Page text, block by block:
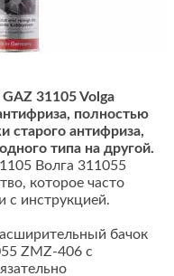
31105 Volga
полностью
старого антифриза,
типа на другой.
Волга 311055
которое часто
с инструкцией.
бачок
ZMZ-406 с